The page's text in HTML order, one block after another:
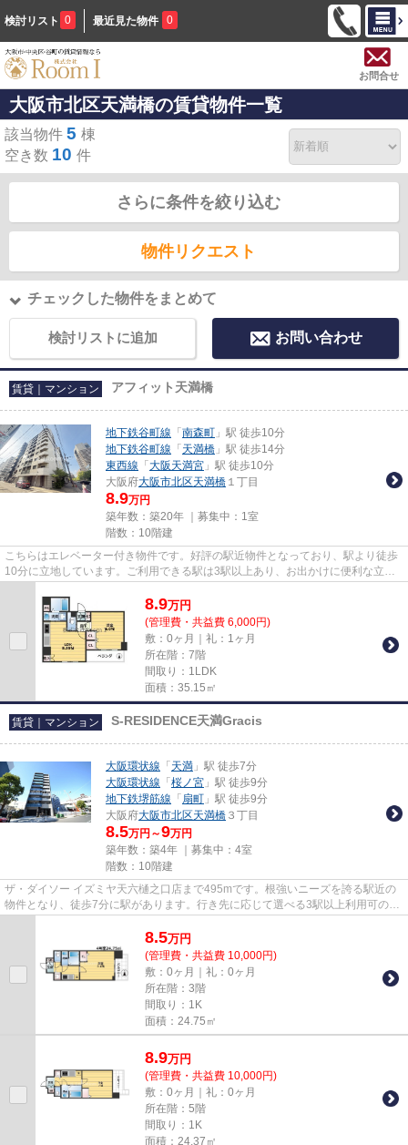
検討リスト 0 最近見た物件 0
お問合せ
大阪市北区天満橋の賃貸物件一覧
該当物件 5 棟
空き数 10 件
さらに条件を絞り込む
物件リクエスト
チェックした物件をまとめて
検討リストに追加 お問い合わせ
賃貸｜マンション アフィット天満橋
地下鉄谷町線 「 南森町 」駅 徒歩10分
地下鉄谷町線 「 天満橋 」駅 徒歩14分
東西線 「 大阪天満宮 」駅 徒歩10分
大阪府大阪市北区天満橋 １丁目
8.9万円
築年数：築20年 ｜募集中： 1室
階数：10階建
こちらはエレベーター付き物件です。好評の駅近物件となっており、駅より徒歩
10分に立地しています。ご利用できる駅は3駅以上あり、お出かけに便利な立地
8.9万円
(管理費・共益費 6,000円)
敷：0ヶ月｜礼：1ヶ月
所在階：7階
間取り：1LDK
面積：35.15㎡
賃貸｜マンション S-RESIDENCE天満Gracis
大阪環状線 「 天満 」駅 徒歩7分
大阪環状線 「 桜ノ宮 」駅 徒歩9分
地下鉄堺筋線 「 扇町 」駅 徒歩9分
大阪府大阪市北区天満橋 ３丁目
8.5万円～9万円
築年数：築4年 ｜募集中： 4室
階数：10階建
ザ・ダイソー イズミヤ天六樋之口店まで495mです。根強いニーズを誇る駅近の
物件となり、徒歩7分に駅があります。行き先に応じて選べる3駅以上利用可の物
8.5万円
(管理費・共益費 10,000円)
敷：0ヶ月｜礼：0ヶ月
所在階：3階
間取り：1K
面積：24.75㎡
8.9万円
(管理費・共益費 10,000円)
敷：0ヶ月｜礼：0ヶ月
所在階：5階
間取り：1K
面積：24.37㎡